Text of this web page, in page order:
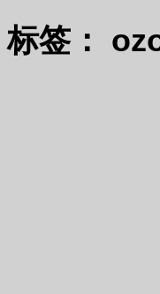
标签：